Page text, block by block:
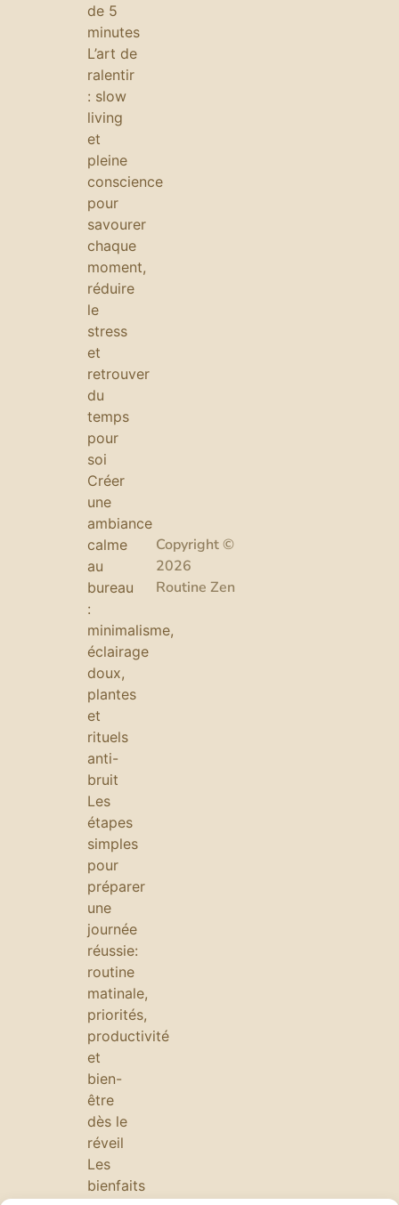
de 5
minutes
L’art de
ralentir
: slow
living
et
pleine
conscience
pour
savourer
chaque
moment,
réduire
le
stress
et
retrouver
du
temps
pour
soi
Créer
une
ambiance
calme
au
bureau
:
minimalisme,
éclairage
doux,
plantes
et
rituels
anti-
bruit
Les
étapes
simples
pour
préparer
une
journée
réussie:
routine
matinale,
priorités,
productivité
et
bien-
être
dès le
réveil
Les
bienfaits
Copyright ©
2026
Routine Zen